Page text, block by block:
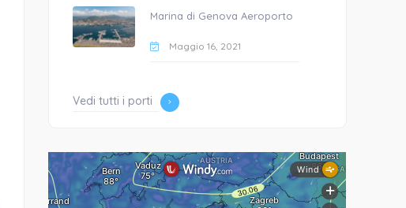
Marina di Genova Aeroporto
Maggio 16, 2021
Vedi tutti i porti